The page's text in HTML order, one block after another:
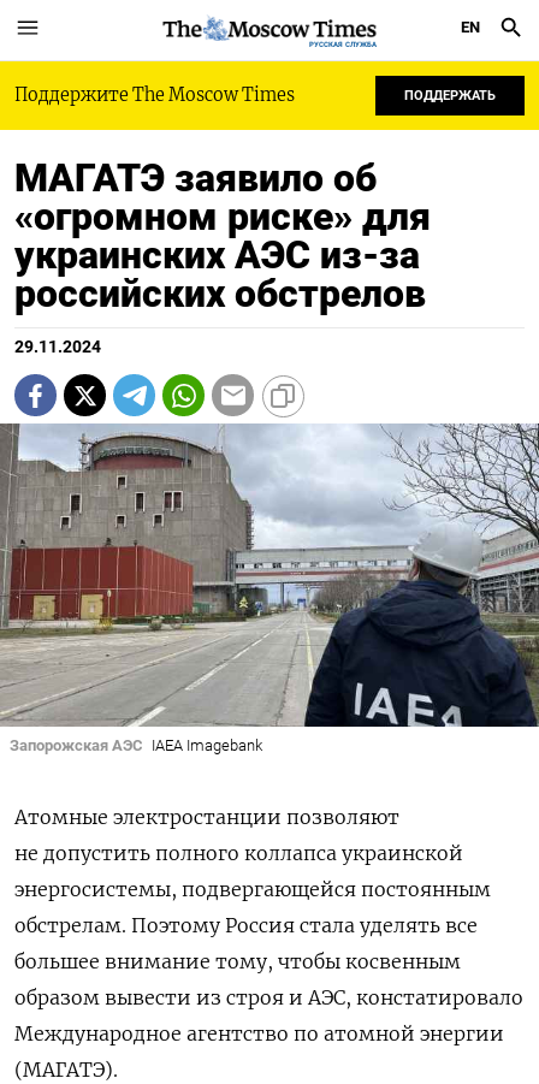
РУССКАЯ СЛУЖБА
EN
Поддержите The Moscow Times ПОДДЕРЖАТЬ
МАГАТЭ заявило об
«огромном риске» для
украинских АЭС из-за
российских обстрелов
29.11.2024
Запорожская АЭС IAEA Imagebank
Атомные электростанции позволяют
не допустить полного коллапса украинской
энергосистемы, подвергающейся постоянным
обстрелам. Поэтому Россия стала уделять все
большее внимание тому, чтобы косвенным
образом вывести из строя и АЭС, констатировало
Международное агентство по атомной энергии
(МАГАТЭ).